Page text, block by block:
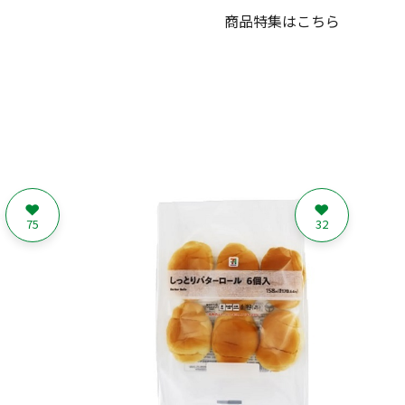
商品特集はこちら
75 32